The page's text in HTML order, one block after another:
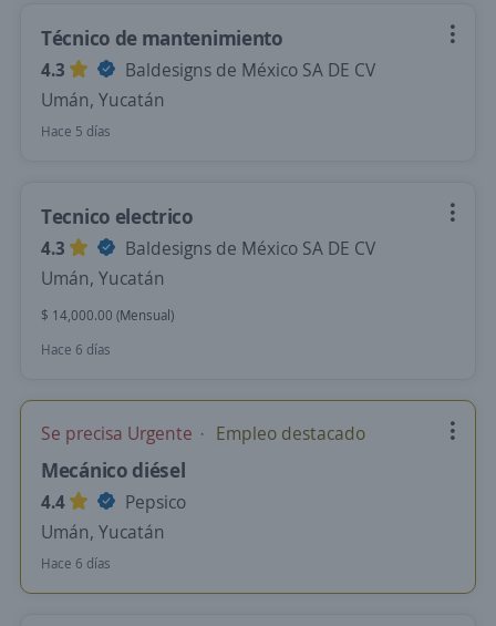
Técnico de mantenimiento
4.3
Baldesigns de México SA DE CV
Umán, Yucatán
Hace 5 días
Tecnico electrico
4.3
Baldesigns de México SA DE CV
Umán, Yucatán
$ 14,000.00 (Mensual)
Hace 6 días
Se precisa Urgente Empleo destacado
Mecánico diésel
4.4
Pepsico
Umán, Yucatán
Hace 6 días